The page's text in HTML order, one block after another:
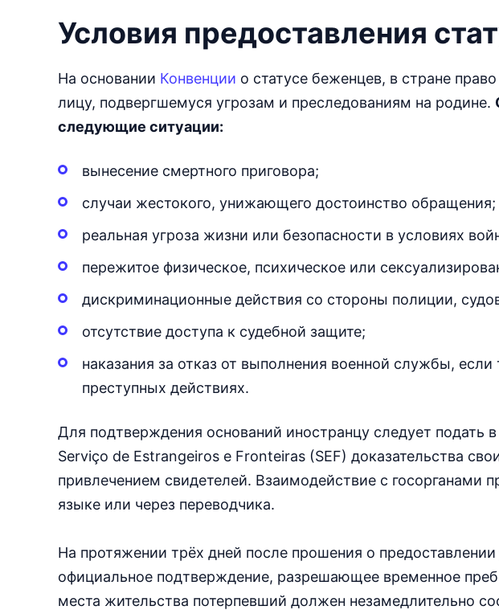
Условия предоставления
На основании Конвенции о статусе беженцев, в стране
лицу, подвергшемуся угрозам и преследованиям на родине.
следующие ситуации:
вынесение смертного приговора;
случаи жестокого, унижающего достоинство обращения;
реальная угроза жизни или безопасности в условиях
пережитое физическое, психическое или
дискриминационные действия со стороны полиции,
отсутствие доступа к судебной защите;
наказания за отказ от выполнения военной службы,
преступных действиях.
Для подтверждения оснований иностранцу следует подать
Serviço de Estrangeiros e Fronteiras (SEF) доказательства
привлечением свидетелей. Взаимодействие с госорганами
языке или через переводчика.
На протяжении трёх дней после прошения о
официальное подтверждение, разрешающее временное
места жительства потерпевший должен незамедлительно